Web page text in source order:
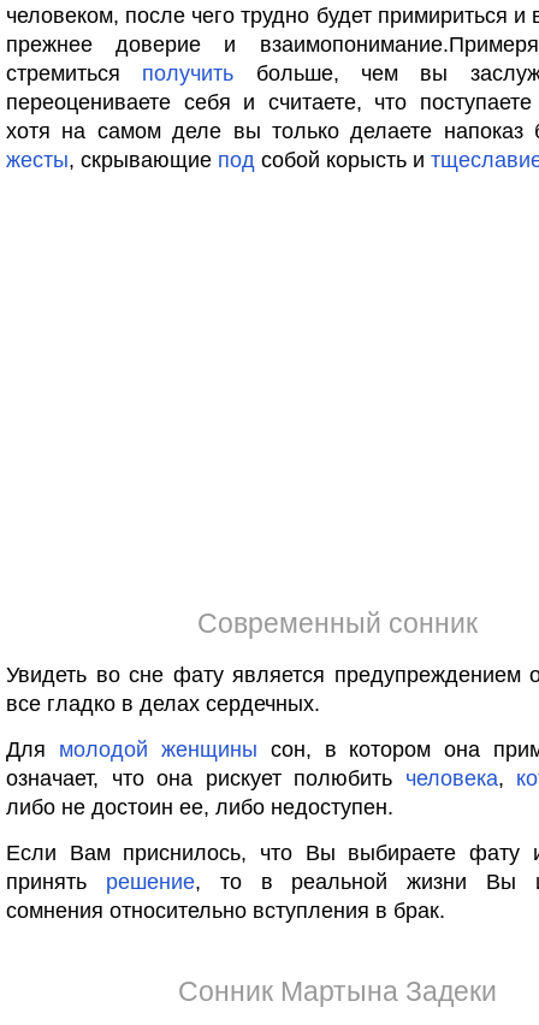
человеком, после чего трудно будет примириться и
прежнее доверие и
стремиться получить больше, чем вы
переоцениваете себя и считаете, что
хотя на самом деле вы только делаете напоказ
жесты, скрывающие под собой корысть и
Современный сонник
Увидеть во сне фату является предупреждением
все гладко в делах сердечных.
Для молодой женщины сон, в котором она
означает, что она рискует полюбить человека,
либо не достоин ее, либо недоступен.
Если Вам приснилось, что Вы выбираете фату
принять решение, то в реальной жизни Вы
сомнения относительно вступления в брак.
Сонник Мартына Задеки